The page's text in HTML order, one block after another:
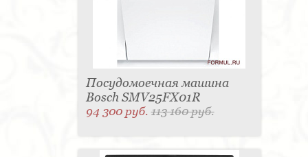
Посудомоечная машина
Bosch SMV25FX01R
94 300 руб.113 160 руб.